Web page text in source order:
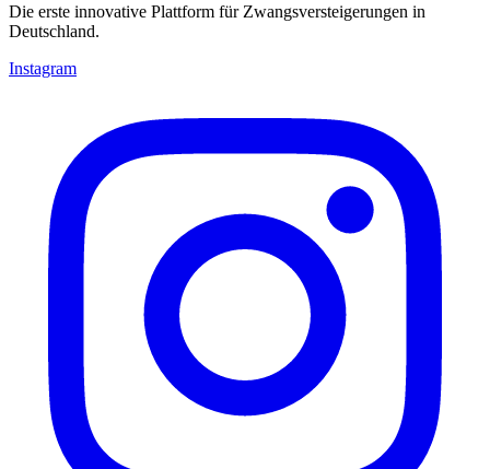
Die erste innovative Plattform für Zwangsversteigerungen in
Deutschland.
Instagram